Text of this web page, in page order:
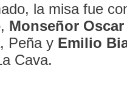
la misa fue
Monseñor Oscar
Peña y Emilio
Cava.